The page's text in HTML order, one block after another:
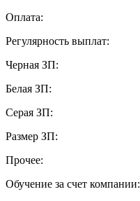
Оплата:
Регулярность выплат:
Черная ЗП:
Белая ЗП:
Серая ЗП:
Размер ЗП:
Прочее:
Обучение за счет компании: